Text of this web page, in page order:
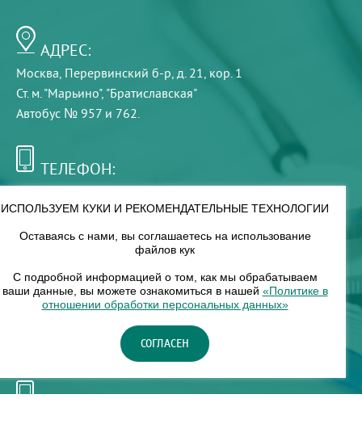
АДРЕС:
Москва, Перервинский б-р, д. 21, кор. 1
Ст. м. "Марьино", "Братиславская"
Автобус № 957 и 762.
ТЕЛЕФОН:
РЕЖИМ РАБОТЫ:
8 — 18
НАШ ФИЛИАЛ:
Москва, м. Нагорное, Нагорный б-р, д. 19, кор. 1
ИСПОЛЬЗУЕМ КУКИ И РЕКОМЕНДАТЕЛЬНЫЕ ТЕХНОЛОГИИ
Оставаясь с нами, вы соглашаетесь на использование
файлов кук
С подробной информацией о том, как мы обрабатываем
ваши данные, вы можете ознакомиться в нашей «Политике в
отношении обработки персональных данных»
СОГЛАСЕН